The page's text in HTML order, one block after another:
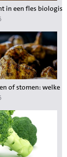
gedoe
in een fles
tijdens het
of stomen: welke